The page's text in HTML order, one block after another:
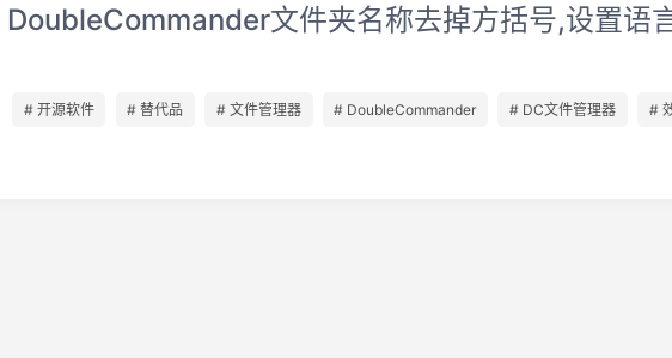
DoubleCommander文件夹名称去掉方括号,设置语
# 开源软件 # 替代品 # 文件管理器 # DoubleCommander # DC文件管理器 #